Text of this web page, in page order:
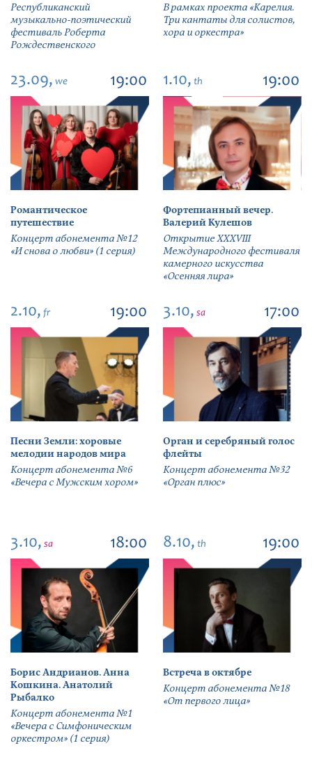
Республиканский
музыкально-поэтический
фестиваль Роберта
Рождественского
В рамках проекта «Карелия.
Три кантаты для солистов,
хора и оркестра»
23.09, we 19:00
Романтическое
путешествие
Концерт абонемента №12
«И снова о любви» (1 серия)
1.10, th 19:00
Фортепианный вечер.
Валерий Кулешов
Открытие ХХХVIII
Международного фестиваля
камерного искусства
«Осенняя лира»
2.10, fr 19:00
Песни Земли: хоровые
мелодии народов мира
Концерт абонемента №6
«Вечера с Мужским хором»
3.10, sa 17:00
Орган и серебряный голос
флейты
Концерт абонемента №32
«Орган плюс»
3.10, sa 18:00
Борис Андрианов. Анна
Кошкина. Анатолий
Рыбалко
Концерт абонемента №1
«Вечера с Симфоническим
оркестром» (1 серия)
8.10, th 19:00
Встреча в октябре
Концерт абонемента №18
«От первого лица»